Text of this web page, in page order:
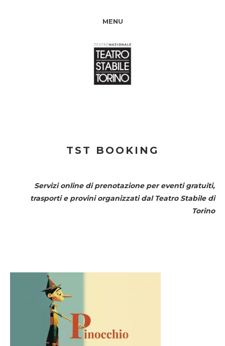
MENU
TST BOOKING
Servizi online di prenotazione per eventi gratuiti,
trasporti e provini organizzati dal Teatro Stabile di
Torino